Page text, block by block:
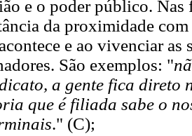
e o poder público.
da proximidade com
e ao vivenciar
São exemplos: "
a gente fica direto
que é filiada sabe o
." (C);